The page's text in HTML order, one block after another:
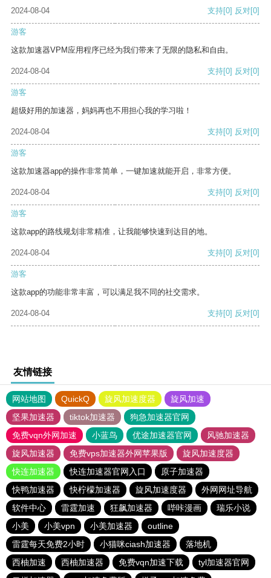
2024-08-04
支持[0] 反对[0]
游客
这款加速器VPM应用程序已经为我们带来了无限的隐私和自由。
2024-08-04 支持[0] 反对[0]
游客
超级好用的加速器，妈妈再也不用担心我的学习啦！
2024-08-04 支持[0] 反对[0]
游客
这款加速器app的操作非常简单，一键加速就能开启，非常方便。
2024-08-04 支持[0] 反对[0]
游客
这款app的路线规划非常精准，让我能够快速到达目的地。
2024-08-04 支持[0] 反对[0]
游客
这款app的功能非常丰富，可以满足我不同的社交需求。
2024-08-04 支持[0] 反对[0]
友情链接
网站地图 QuickQ 旋风加速度器
旋风加速
坚果加速器
tiktok加速器
狗急加速器官网
免费vqn外网加速
小蓝鸟 优途加速器官网
风驰加速器
旋风加速器
免费vps加速器外网苹果版
旋风加速度器
快连加速器
快连加速器官网入口
原子加速器
快鸭加速器
快柠檬加速器 旋风加速度器
外网网址导航
软件中心
雷霆加速 狂飙加速器 哔咔漫画
瑞乐小说
小美
小美vpn 小美加速器
outline
雷霆每天免费2小时
小猫咪ciash加速器
落地机
西柚加速
西柚加速器 免费vqn加速下载
tyl加速器官网